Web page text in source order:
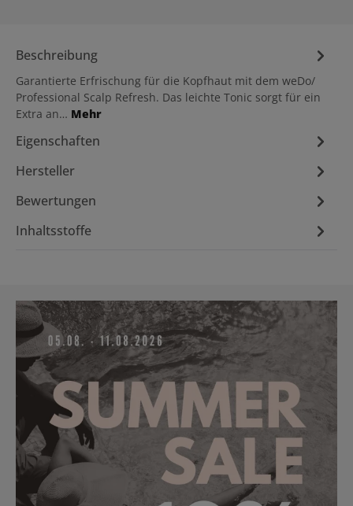
Beschreibung
Garantierte Erfrischung für die Kopfhaut mit dem weDo/
Professional Scalp Refresh. Das leichte Tonic sorgt für ein
Extra an… Mehr
Eigenschaften
Hersteller
Bewertungen
Inhaltsstoffe